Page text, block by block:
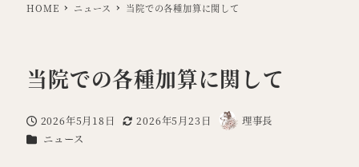
HOME ニュース 当院での各種加算に関して
当院での各種加算に関して
投稿日
2026年5月18日
更新日
2026年5月23日
著
理事長
カテゴリー
ニュース